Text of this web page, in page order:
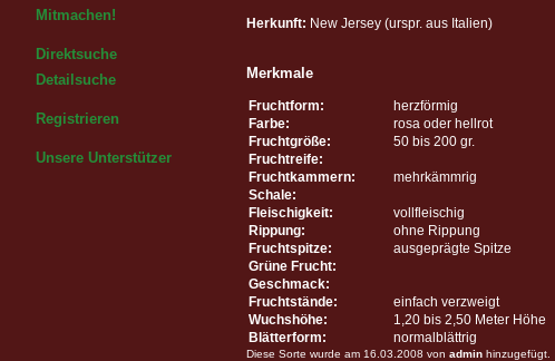
Mitmachen!
Direktsuche
Detailsuche
Registrieren
Unsere Unterstützer
Herkunft: New Jersey (urspr. aus Italien)
Merkmale
Fruchtform:
herzförmig
Farbe:
rosa oder hellrot
Fruchtgröße:
50 bis 200 gr.
Fruchtreife:
Fruchtkammern:
mehrkämmrig
Schale:
Fleischigkeit:
vollfleischig
Rippung:
ohne Rippung
Fruchtspitze:
ausgeprägte Spitze
Grüne Frucht:
Geschmack:
Fruchtstände:
einfach verzweigt
Wuchshöhe:
1,20 bis 2,50 Meter Höhe
Blätterform:
normalblättrig
Diese Sorte wurde am 16.03.2008 von admin hinzugefügt.